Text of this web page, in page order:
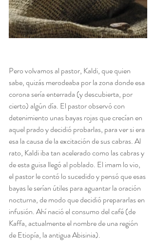
Pero volvamos al pastor, Kaldi, que quien
sabe, quizás merodeaba por la zona donde esa
corona sería enterrada (y descubierta, por
cierto) algún día. El pastor observó con
detenimiento unas bayas rojas que crecían en
aquel prado y decidió probarlas, para ver si era
esa la causa de la excitación de sus cabras. Al
rato, Kaldi iba tan acelerado como las cabras y
de esta guisa llegó al poblado. El imam lo vio,
el pastor le contó lo sucedido y pensó que esas
bayas le serían útiles para aguantar la oración
nocturna, de modo que decidió prepararlas en
infusión. Ahí nació el consumo del café (de
Kaffa, actualmente el nombre de una región
de Etiopía, la antigua Abisinia).